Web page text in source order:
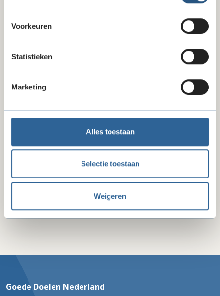
Voorkeuren
Statistieken
Marketing
Alles toestaan
Selectie toestaan
Weigeren
Erkenningspaspoort CBF-keurmerk
Goede Doelen Nederland